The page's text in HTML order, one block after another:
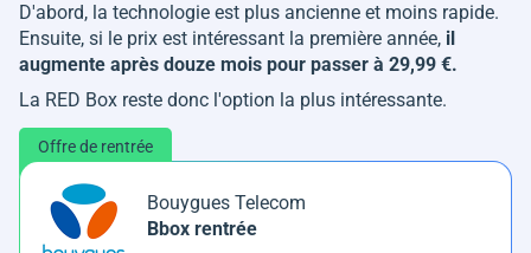
D'abord, la technologie est plus ancienne et moins rapide.
Ensuite, si le prix est intéressant la première année, il
augmente après douze mois pour passer à 29,99 €.
La RED Box reste donc l'option la plus intéressante.
Offre de rentrée
Bouygues Telecom
Bbox rentrée